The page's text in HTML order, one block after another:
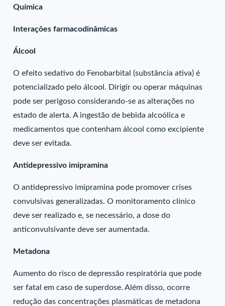
Química
Interações farmacodinâmicas
Álcool
O efeito sedativo do Fenobarbital (substância ativa) é
potencializado pelo álcool. Dirigir ou operar máquinas
pode ser perigoso considerando-se as alterações no
estado de alerta. A ingestão de bebida alcoólica e
medicamentos que contenham álcool como excipiente
deve ser evitada.
Antidepressivo imipramina
O antidepressivo imipramina pode promover crises
convulsivas generalizadas. O monitoramento clínico
deve ser realizado e, se necessário, a dose do
anticonvulsivante deve ser aumentada.
Metadona
Aumento do risco de depressão respiratória que pode
ser fatal em caso de superdose. Além disso, ocorre
redução das concentrações plasmáticas de metadona